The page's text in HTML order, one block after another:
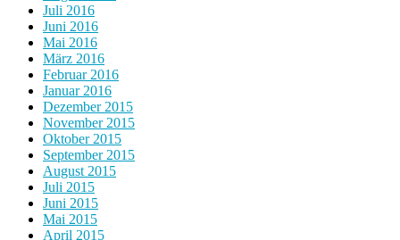
Juli 2016
Juni 2016
Mai 2016
März 2016
Februar 2016
Januar 2016
Dezember 2015
November 2015
Oktober 2015
September 2015
August 2015
Juli 2015
Juni 2015
Mai 2015
April 2015